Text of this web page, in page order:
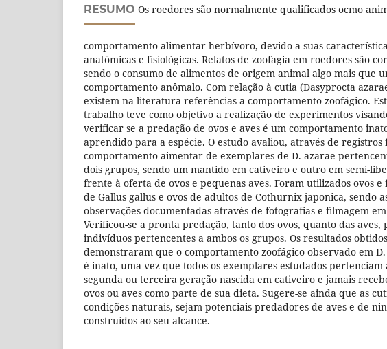
RESUMO Os roedores são normalmente qualificados ocmo
comportamento alimentar herbívoro, devido a suas
anatômicas e fisiológicas. Relatos de zoofagia em roedores são
sendo o consumo de alimentos de origem animal algo mais que
comportamento anômalo. Com relação à cutia (Dasyprocta
existem na literatura referências a comportamento zoofágico.
trabalho teve como objetivo a realização de experimentos
verificar se a predação de ovos e aves é um comportamento
aprendido para a espécie. O estudo avaliou, através de registros
comportamento aimentar de exemplares de D. azarae
dois grupos, sendo um mantido em cativeiro e outro em semi-
frente à oferta de ovos e pequenas aves. Foram utilizados ovos e
de Gallus gallus e ovos de adultos de Cothurnix japonica, sendo
observações documentadas através de fotografias e filmagem
Verificou-se a pronta predação, tanto dos ovos, quanto das aves,
indivíduos pertencentes a ambos os grupos. Os resultados obtidos
demonstraram que o comportamento zoofágico observado em
é inato, uma vez que todos os exemplares estudados pertenciam
segunda ou terceira geração nascida em cativeiro e jamais
ovos ou aves como parte de sua dieta. Sugere-se ainda que as
condições naturais, sejam potenciais predadores de aves e de
construídos ao seu alcance.